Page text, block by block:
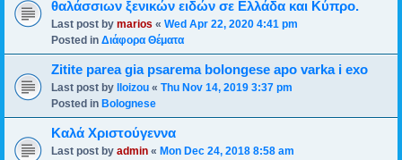
θαλάσσιων ξενικών ειδών σε Ελλάδα και Κύπρο.
Last post by marios « Wed Apr 22, 2020 4:41 pm
Posted in Διάφορα Θέματα
Zitite parea gia psarema bolongese apo varka i exo
Last post by lloizou « Thu Nov 14, 2019 3:37 pm
Posted in Bolognese
Καλά Χριστούγεννα
Last post by admin « Mon Dec 24, 2018 8:58 am